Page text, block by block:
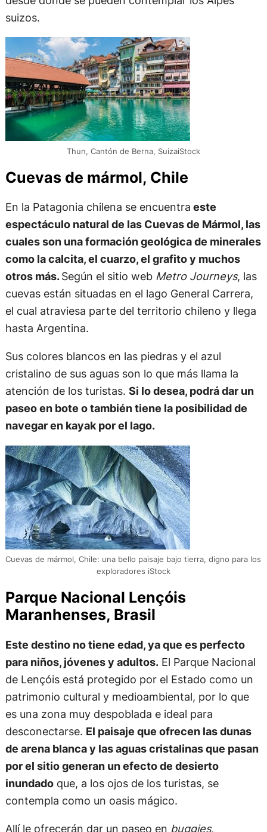
suizos.
Thun, Cantón de Berna, SuizaiStock
Cuevas de mármol, Chile
En la Patagonia chilena se encuentra este
espectáculo natural de las Cuevas de Mármol, las
cuales son una formación geológica de minerales
como la calcita, el cuarzo, el grafito y muchos
otros más.Según el sitio web Metro Journeys, las
cuevas están situadas en el lago General Carrera,
el cual atraviesa parte del territorio chileno y llega
hasta Argentina.
Sus colores blancos en las piedras y el azul
cristalino de sus aguas son lo que más llama la
atención de los turistas. Si lo desea, podrá dar un
paseo en bote o también tiene la posibilidad de
navegar en kayak por el lago.
Cuevas de mármol, Chile: una bello paisaje bajo tierra, digno para los
exploradores iStock
Parque Nacional Lençóis
Maranhenses, Brasil
Este destino no tiene edad, ya que es perfecto
para niños, jóvenes y adultos.El Parque Nacional
de Lençóis está protegido por el Estado como un
patrimonio cultural y medioambiental, por lo que
es una zona muy despoblada e ideal para
desconectarse. El paisaje que ofrecen las dunas
de arena blanca y las aguas cristalinas que pasan
por el sitio generan un efecto de desierto
inundadoque, a los ojos de los turistas, se
contempla como un oasis mágico.
Allí le ofrecerán dar un paseo en buggies,